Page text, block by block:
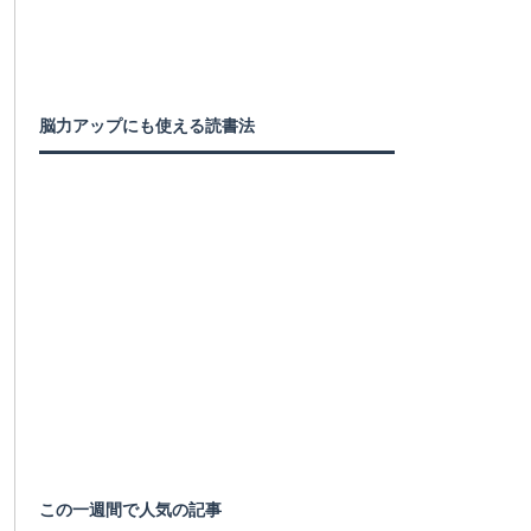
脳力アップにも使える読書法
この一週間で人気の記事